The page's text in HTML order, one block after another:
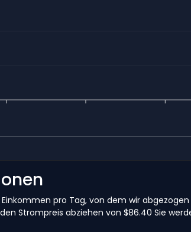
pro Tag, von dem wir
Strompreis abziehen von $86.40 Sie